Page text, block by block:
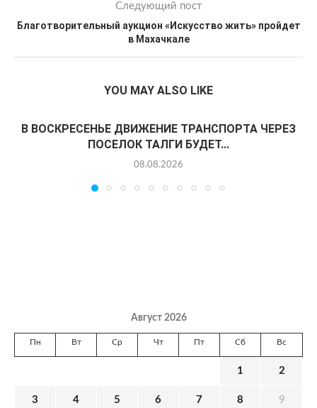
Следующий пост
Благотворительный аукцион «Искусство жить» пройдет
в Махачкале
YOU MAY ALSO LIKE
В ВОСКРЕСЕНЬЕ ДВИЖЕНИЕ ТРАНСПОРТА ЧЕРЕЗ
ПОСЕЛОК ТАЛГИ БУДЕТ...
08.08.2026
Август 2026
Пн Вт Ср Чт Пт Сб Вс
1 2
3 4 5 6 7 8 9